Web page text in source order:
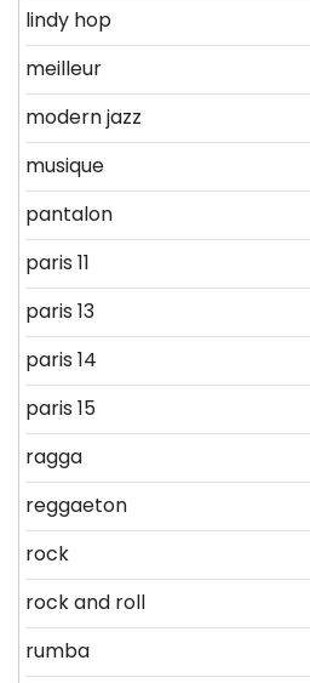
lindy hop
meilleur
modern jazz
musique
pantalon
paris 11
paris 13
paris 14
paris 15
ragga
reggaeton
rock
rock and roll
rumba